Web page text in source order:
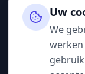
Adminzone
Uw
We